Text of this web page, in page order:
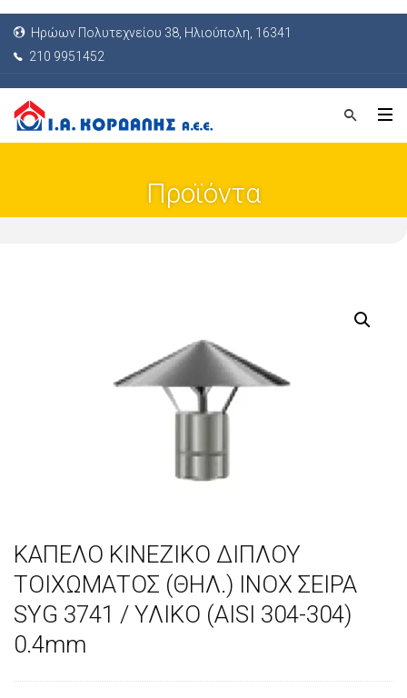
Ηρώων Πολυτεχνείου 38, Ηλιούπολη, 16341
210 9951452
Προϊόντα
ΚΑΠΕΛΟ ΚΙΝΕΖΙΚΟ ΔΙΠΛΟΥ
ΤΟΙΧΩΜΑΤΟΣ (ΘΗΛ.) ΙΝΟΧ ΣΕΙΡΑ
SYG 3741 / ΥΛΙΚΟ (AISI 304-304)
0.4mm